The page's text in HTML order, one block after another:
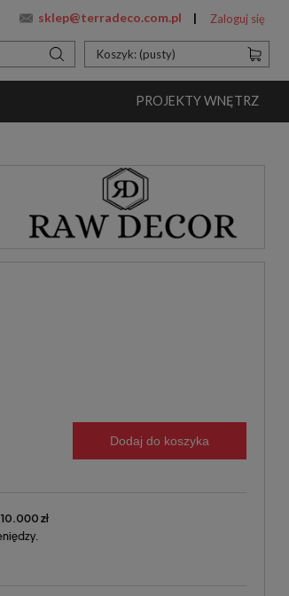
sklep@terradeco.com.pl Zaloguj się
Koszyk: (pusty)
PROJEKTY WNĘTRZ
Dodaj do koszyka